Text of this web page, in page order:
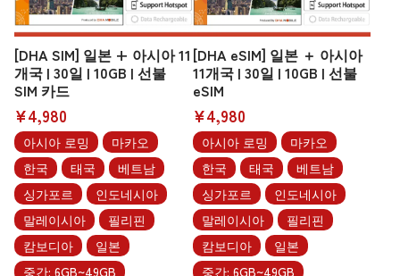
[DHA SIM] 일본 + 아시아 11
개국 | 30일 | 10GB | 선불
SIM 카드
¥4,980
아시아 로밍
마카오
한국
태국
베트남
싱가포르
인도네시아
말레이시아
필리핀
캄보디아
일본
중간: 6GB~49GB
[DHA eSIM] 일본 ＋ 아시아
11개국 | 30일 | 10GB | 선불
eSIM
¥4,980
아시아 로밍
마카오
한국
태국
베트남
싱가포르
인도네시아
말레이시아
필리핀
캄보디아
일본
중간: 6GB~49GB